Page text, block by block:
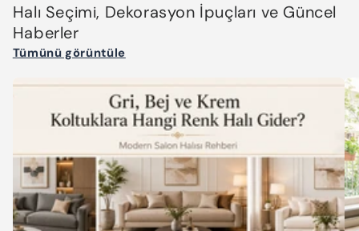
Halı Seçimi, Dekorasyon İpuçları ve Güncel
Haberler
Tümünü görüntüle